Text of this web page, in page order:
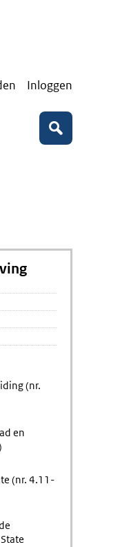
Inloggen
Zoeken
(nr.
en
(nr. 4.11-